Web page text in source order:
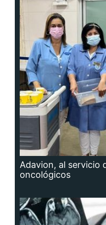
Adavion, al servicio
oncológicos